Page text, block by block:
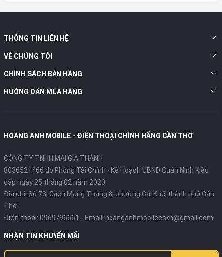
THÔNG TIN LIÊN HỆ
VỀ CHÚNG TÔI
CHÍNH SÁCH BÁN HÀNG
HƯỚNG DẪN MUA HÀNG
HOÀNG ANH MOBILE - ĐIỆN THOẠI CHÍNH HÃNG CẦN THƠ
CÔNG TY TNHH MAI GIA THÀNH
8036521466 do Phòng Tài Chính - Kế Hoạch UBND Quận Ninh Kiều
cấp ngày 25 tháng 02 năm 2020
Địa chỉ: Số 73, Cách Mạng Tháng 8, phường Cái Khế, thành phố Cần
Thơ
Điện thoại: 0969796661 - Email: hoanganhmobilecskh@gmail.com
NHẬN TIN KHUYẾN MÃI